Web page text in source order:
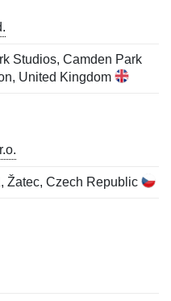
Studios, Camden Park
United Kingdom
Žatec, Czech Republic